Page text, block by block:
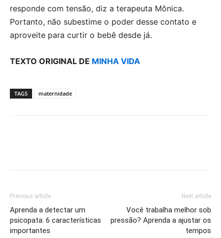
responde com tensão, diz a terapeuta Mônica.
Portanto, não subestime o poder desse contato e
aproveite para curtir o bebê desde já.
TEXTO ORIGINAL DE MINHA VIDA
TAGS maternidade
Previous article
Aprenda a detectar um
psicopata: 6 características
importantes
Next article
Você trabalha melhor sob
pressão? Aprenda a ajustar os
tempos